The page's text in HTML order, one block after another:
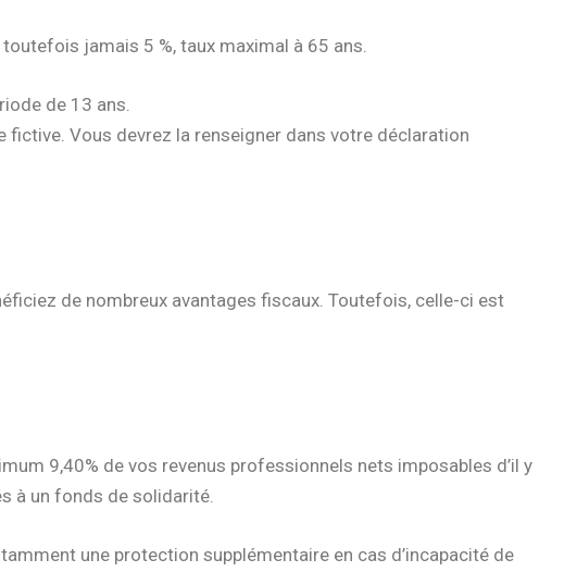
jamais 5 %, taux maximal à 65 ans.
de 13 ans.
fictive. Vous devrez la renseigner dans votre déclaration
de nombreux avantages fiscaux. Toutefois, celle-ci est
9,40% de vos revenus professionnels nets imposables d’il y
à un fonds de solidarité.
une protection supplémentaire en cas d’incapacité de